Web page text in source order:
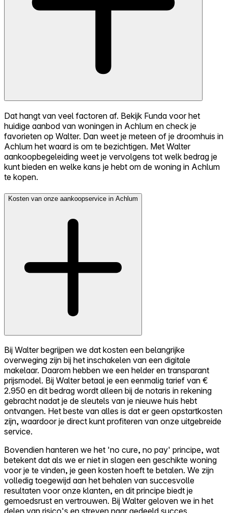
Dat hangt van veel factoren af. Bekijk Funda voor het
huidige aanbod van woningen in Achlum en check je
favorieten op Walter. Dan weet je meteen of je droomhuis in
Achlum het waard is om te bezichtigen. Met Walter
aankoopbegeleiding weet je vervolgens tot welk bedrag je
kunt bieden en welke kans je hebt om de woning in Achlum
te kopen.
Kosten van onze aankoopservice in Achlum
Bij Walter begrijpen we dat kosten een belangrijke
overweging zijn bij het inschakelen van een digitale
makelaar. Daarom hebben we een helder en transparant
prijsmodel. Bij Walter betaal je een eenmalig tarief van €
2.950 en dit bedrag wordt alleen bij de notaris in rekening
gebracht nadat je de sleutels van je nieuwe huis hebt
ontvangen. Het beste van alles is dat er geen opstartkosten
zijn, waardoor je direct kunt profiteren van onze uitgebreide
service.
Bovendien hanteren we het 'no cure, no pay' principe, wat
betekent dat als we er niet in slagen een geschikte woning
voor je te vinden, je geen kosten hoeft te betalen. We zijn
volledig toegewijd aan het behalen van succesvolle
resultaten voor onze klanten, en dit principe biedt je
gemoedsrust en vertrouwen. Bij Walter geloven we in het